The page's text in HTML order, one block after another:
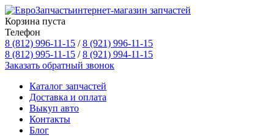
интернет-магазин запчастей
Корзина пуста
Телефон
8 (812) 996-11-15 /8 (921) 996-11-15
8 (812) 995-11-15 /8 (921) 994-11-15
Заказать обратный звонок
Каталог запчастей
Доставка и оплата
Выкуп авто
Контакты
Блог